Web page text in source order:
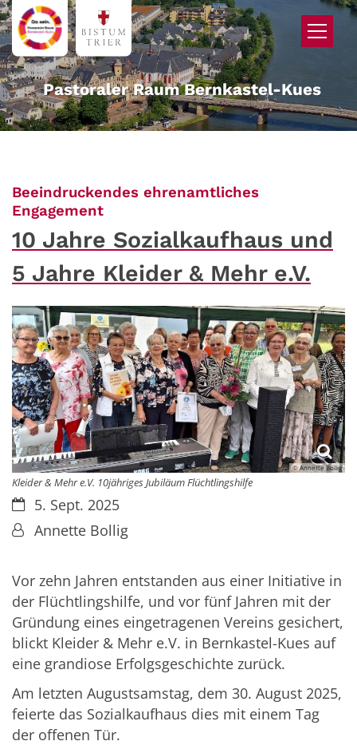
Zum Inhalt springen
Pastoraler Raum Bernkastel-Kues
Beeindruckendes ehrenamtliches
Engagement:
10 Jahre Sozialkaufhaus und
5 Jahre Kleider & Mehr e.V.
© Annette Bollig
Kleider & Mehr e.V. 10jähriges Jubiläum Flüchtlingshilfe
Datum:5. Sept. 2025
Von:Annette Bollig
Vor zehn Jahren entstanden aus einer Initiative in
der Flüchtlingshilfe, und vor fünf Jahren mit der
Gründung eines eingetragenen Vereins gesichert,
blickt Kleider & Mehr e.V. in Bernkastel-Kues auf
eine grandiose Erfolgsgeschichte zurück.
Am letzten Augustsamstag, dem 30. August 2025,
feierte das Sozialkaufhaus dies mit einem Tag
der offenen Tür.